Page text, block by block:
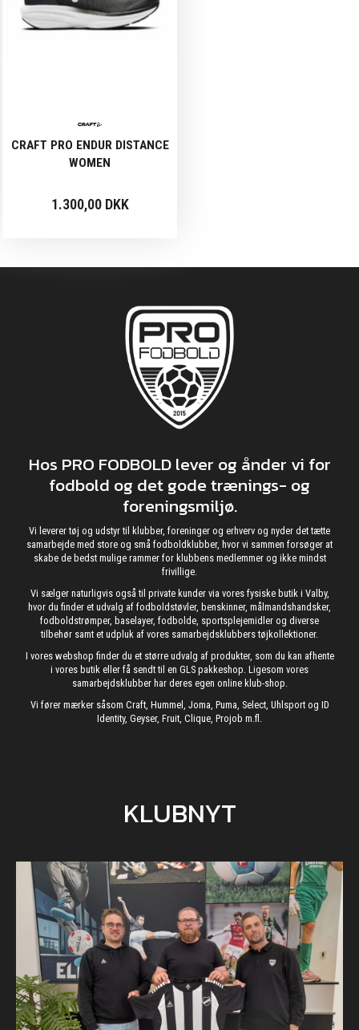
CRAFT PRO ENDUR DISTANCE
WOMEN
1.300,00 DKK
Hos PRO FODBOLD lever og ånder vi for
fodbold og det gode trænings- og
foreningsmiljø.
Vi leverer tøj og udstyr til klubber, foreninger og erhverv og nyder det tætte
samarbejde med store og små fodboldklubber, hvor vi sammen forsøger at
skabe de bedst mulige rammer for klubbens medlemmer og ikke mindst
frivillige.
Vi sælger naturligvis også til private kunder via vores fysiske butik i Valby,
hvor du finder et udvalg af fodboldstøvler, benskinner, målmandshandsker,
fodboldstrømper, baselayer, fodbolde, sportsplejemidler og diverse
tilbehør samt et udpluk af vores samarbejdsklubbers tøjkollektioner.
I vores webshop finder du et større udvalg af produkter, som du kan afhente
i vores butik eller få sendt til en GLS pakkeshop. Ligesom vores
samarbejdsklubber har deres egen online klub-shop.
Vi fører mærker såsom Craft, Hummel, Joma, Puma, Select, Uhlsport og ID
Identity, Geyser, Fruit, Clique, Projob m.fl.
KLUBNYT